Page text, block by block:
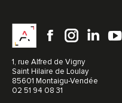
Facebook
1, rue Alfred de Vigny
Saint Hilaire de Loulay
85601 Montaigu-Vendée
02 51 94 08 31